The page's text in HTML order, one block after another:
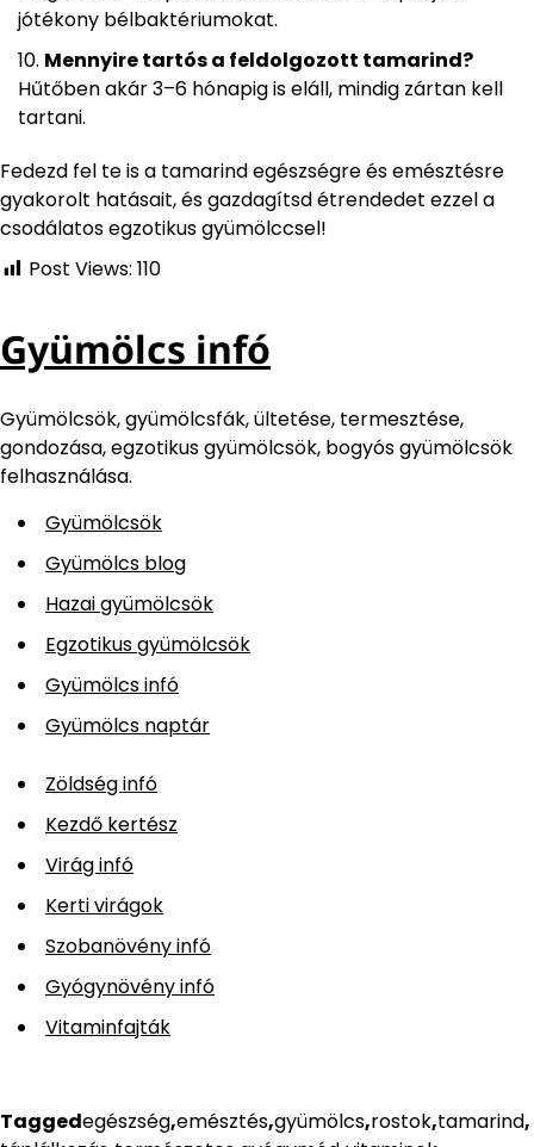
jótékony bélbaktériumokat.
Mennyire tartós a feldolgozott tamarind?
Hűtőben akár 3–6 hónapig is eláll, mindig zártan kell
tartani.
Fedezd fel te is a tamarind egészségre és emésztésre
gyakorolt hatásait, és gazdagítsd étrendedet ezzel a
csodálatos egzotikus gyümölccsel!
Post Views: 110
Gyümölcs infó
Gyümölcsök, gyümölcsfák, ültetése, termesztése,
gondozása, egzotikus gyümölcsök, bogyós gyümölcsök
felhasználása.
Gyümölcsök
Gyümölcs blog
Hazai gyümölcsök
Egzotikus gyümölcsök
Gyümölcs infó
Gyümölcs naptár
Zöldség infó
Kezdő kertész
Virág infó
Kerti virágok
Szobanövény infó
Gyógynövény infó
Vitaminfajták
Taggedegészség,emésztés,gyümölcs,rostok,tamarind,